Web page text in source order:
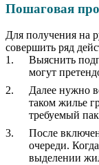
Пошаговая
Для получения на
совершить ряд
Выяснить
могут
Далее нужно
таком жилье
требуемый
После
очереди.
выделении